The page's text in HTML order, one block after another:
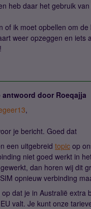
heb daar het gebruik
of ik moet opbellen om
weer opzeggen en iets
antwoord door Roeqajja
,
je bericht. Goed dat
een uitgebreid topic op
niet goed werkt in
dan horen wij dit
opnieuw verbinding
op dat je in Australië
valt. Je kunt onze